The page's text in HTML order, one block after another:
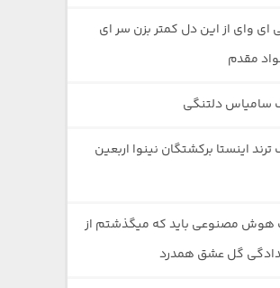
ای وای از این دل کمتر بزن سر ای
مقدم
سامیاس دلتنگی
اینستا برکشتگان نینوا اربعین
هوش مصنوعی باید که میگذشتم از
گل عشق همدرد